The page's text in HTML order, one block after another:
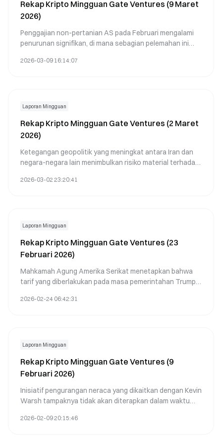
Rekap Kripto Mingguan Gate Ventures (9 Maret
2026)
Penggajian non-pertanian AS pada Februari mengalami
penurunan signifikan, di mana sebagian pelemahan ini
bersifat sementara.
2026-03-09 16:14:07
Laporan Mingguan
Rekap Kripto Mingguan Gate Ventures (2 Maret
2026)
Ketegangan geopolitik yang meningkat antara Iran dan
negara-negara lain menimbulkan risiko material terhadap
gangguan rantai pasok, lonjakan harga komoditas, serta
2026-03-02 23:20:41
Laporan Mingguan
Rekap Kripto Mingguan Gate Ventures (23
Februari 2026)
Mahkamah Agung Amerika Serikat menetapkan bahwa
tarif yang diberlakukan pada masa pemerintahan Trump
berpotensi mendorong pertumbuhan ekonomi nominal
2026-02-24 06:42:31
Laporan Mingguan
Rekap Kripto Mingguan Gate Ventures (9
Februari 2026)
Inisiatif pengurangan neraca yang dikaitkan dengan Kevin
Warsh tampaknya tidak akan diterapkan dalam waktu
terbuka untuk jangka menengah hingga jangka panjang.
2026-02-09 20:15:46